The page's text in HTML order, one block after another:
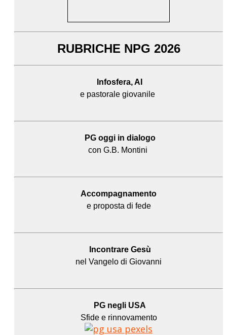
RUBRICHE NPG 2026
Infosfera, AI
e pastorale giovanile
PG oggi in dialogo
con G.B. Montini
Accompagnamento
e proposta di fede
Incontrare Gesù
nel Vangelo di Giovanni
PG negli USA
Sfide e rinnovamento